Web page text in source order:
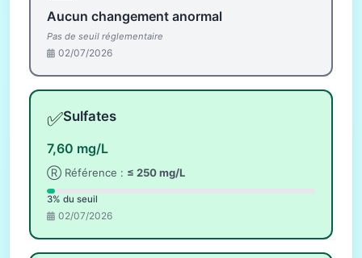
Aucun changement anormal
Pas de seuil réglementaire
02/07/2026
✅Sulfates
7,60 mg/L
Ⓡ Référence : ≤ 250 mg/L
3% du seuil
02/07/2026